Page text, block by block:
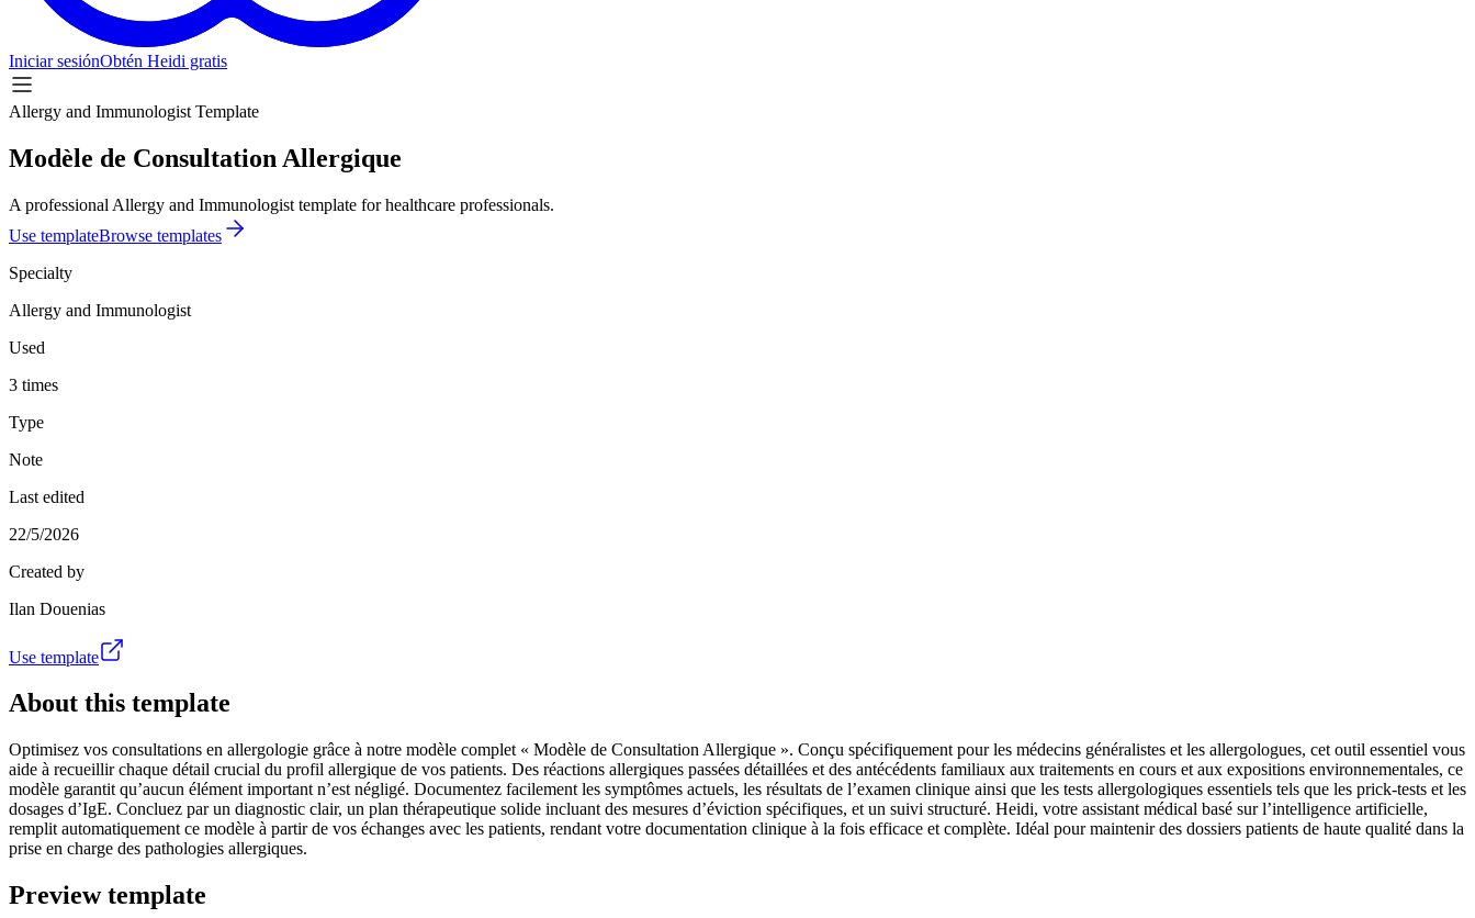
Iniciar sesiónObtén Heidi gratis
Allergy and Immunologist Template
Modèle de Consultation Allergique
A professional Allergy and Immunologist template for healthcare professionals.
Use templateBrowse templates
Specialty
Allergy and Immunologist
Used
3 times
Type
Note
Last edited
22/5/2026
Created by
Ilan Douenias
Use template
About this template
Optimisez vos consultations en allergologie grâce à notre modèle complet « Modèle de Consultation Allergique ». Conçu spécifiquement pour les médecins généralistes et les allergologues, cet outil essentiel vous
aide à recueillir chaque détail crucial du profil allergique de vos patients. Des réactions allergiques passées détaillées et des antécédents familiaux aux traitements en cours et aux expositions environnementales, ce
modèle garantit qu’aucun élément important n’est négligé. Documentez facilement les symptômes actuels, les résultats de l’examen clinique ainsi que les tests allergologiques essentiels tels que les prick-tests et les
dosages d’IgE. Concluez par un diagnostic clair, un plan thérapeutique solide incluant des mesures d’éviction spécifiques, et un suivi structuré. Heidi, votre assistant médical basé sur l’intelligence artificielle,
remplit automatiquement ce modèle à partir de vos échanges avec les patients, rendant votre documentation clinique à la fois efficace et complète. Idéal pour maintenir des dossiers patients de haute qualité dans la
prise en charge des pathologies allergiques.
Preview template